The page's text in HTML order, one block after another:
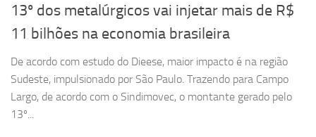
13º dos metalúrgicos vai injetar mais de R$
11 bilhões na economia brasileira
De acordo com estudo do Dieese, maior impacto é na região
Sudeste, impulsionado por São Paulo. Trazendo para Campo
Largo, de acordo com o Sindimovec, o montante gerado pelo
13º...